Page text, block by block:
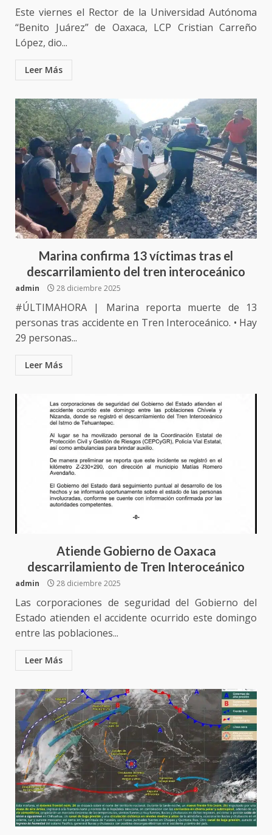
Este viernes el Rector de la Universidad Autónoma
“Benito Juárez” de Oaxaca, LCP Cristian Carreño
López, dio...
Leer Más
Marina confirma 13 víctimas tras el
descarrilamiento del tren interoceánico
admin 28 diciembre 2025
#ÚLTIMAHORA | Marina reporta muerte de 13
personas tras accidente en Tren Interoceánico. • Hay
29 personas...
Leer Más
Atiende Gobierno de Oaxaca
descarrilamiento de Tren Interoceánico
admin 28 diciembre 2025
Las corporaciones de seguridad del Gobierno del
Estado atienden el accidente ocurrido este domingo
entre las poblaciones...
Leer Más
Encuentro de Ariadna Montiel
con el Gobernador Salomón Jara